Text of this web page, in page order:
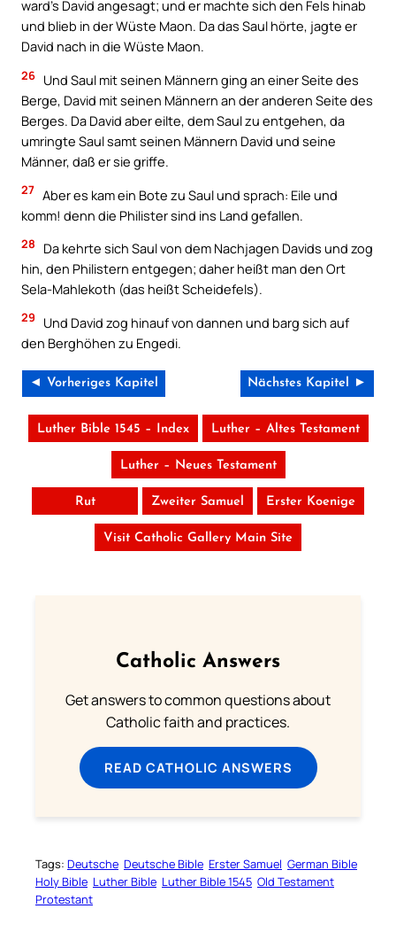
ward’s David angesagt; und er machte sich den Fels hinab
und blieb in der Wüste Maon. Da das Saul hörte, jagte er
David nach in die Wüste Maon.
26 Und Saul mit seinen Männern ging an einer Seite des
Berge, David mit seinen Männern an der anderen Seite des
Berges. Da David aber eilte, dem Saul zu entgehen, da
umringte Saul samt seinen Männern David und seine
Männer, daß er sie griffe.
27 Aber es kam ein Bote zu Saul und sprach: Eile und
komm! denn die Philister sind ins Land gefallen.
28
Da kehrte sich Saul von dem Nachjagen Davids und zog
hin, den Philistern entgegen; daher heißt man den Ort
Sela-Mahlekoth (das heißt Scheidefels).
29
Und David zog hinauf von dannen und barg sich auf
den Berghöhen zu Engedi.
◄ Vorheriges Kapitel Nächstes Kapitel ►
Luther Bible 1545 – Index Luther – Altes Testament
Luther – Neues Testament
Rut Zweiter Samuel Erster Koenige
Visit Catholic Gallery Main Site
Catholic Answers
Get answers to common questions about
Catholic faith and practices.
READ CATHOLIC ANSWERS
Tags: Deutsche Deutsche Bible Erster Samuel German Bible
Holy Bible Luther Bible Luther Bible 1545 Old Testament
Protestant